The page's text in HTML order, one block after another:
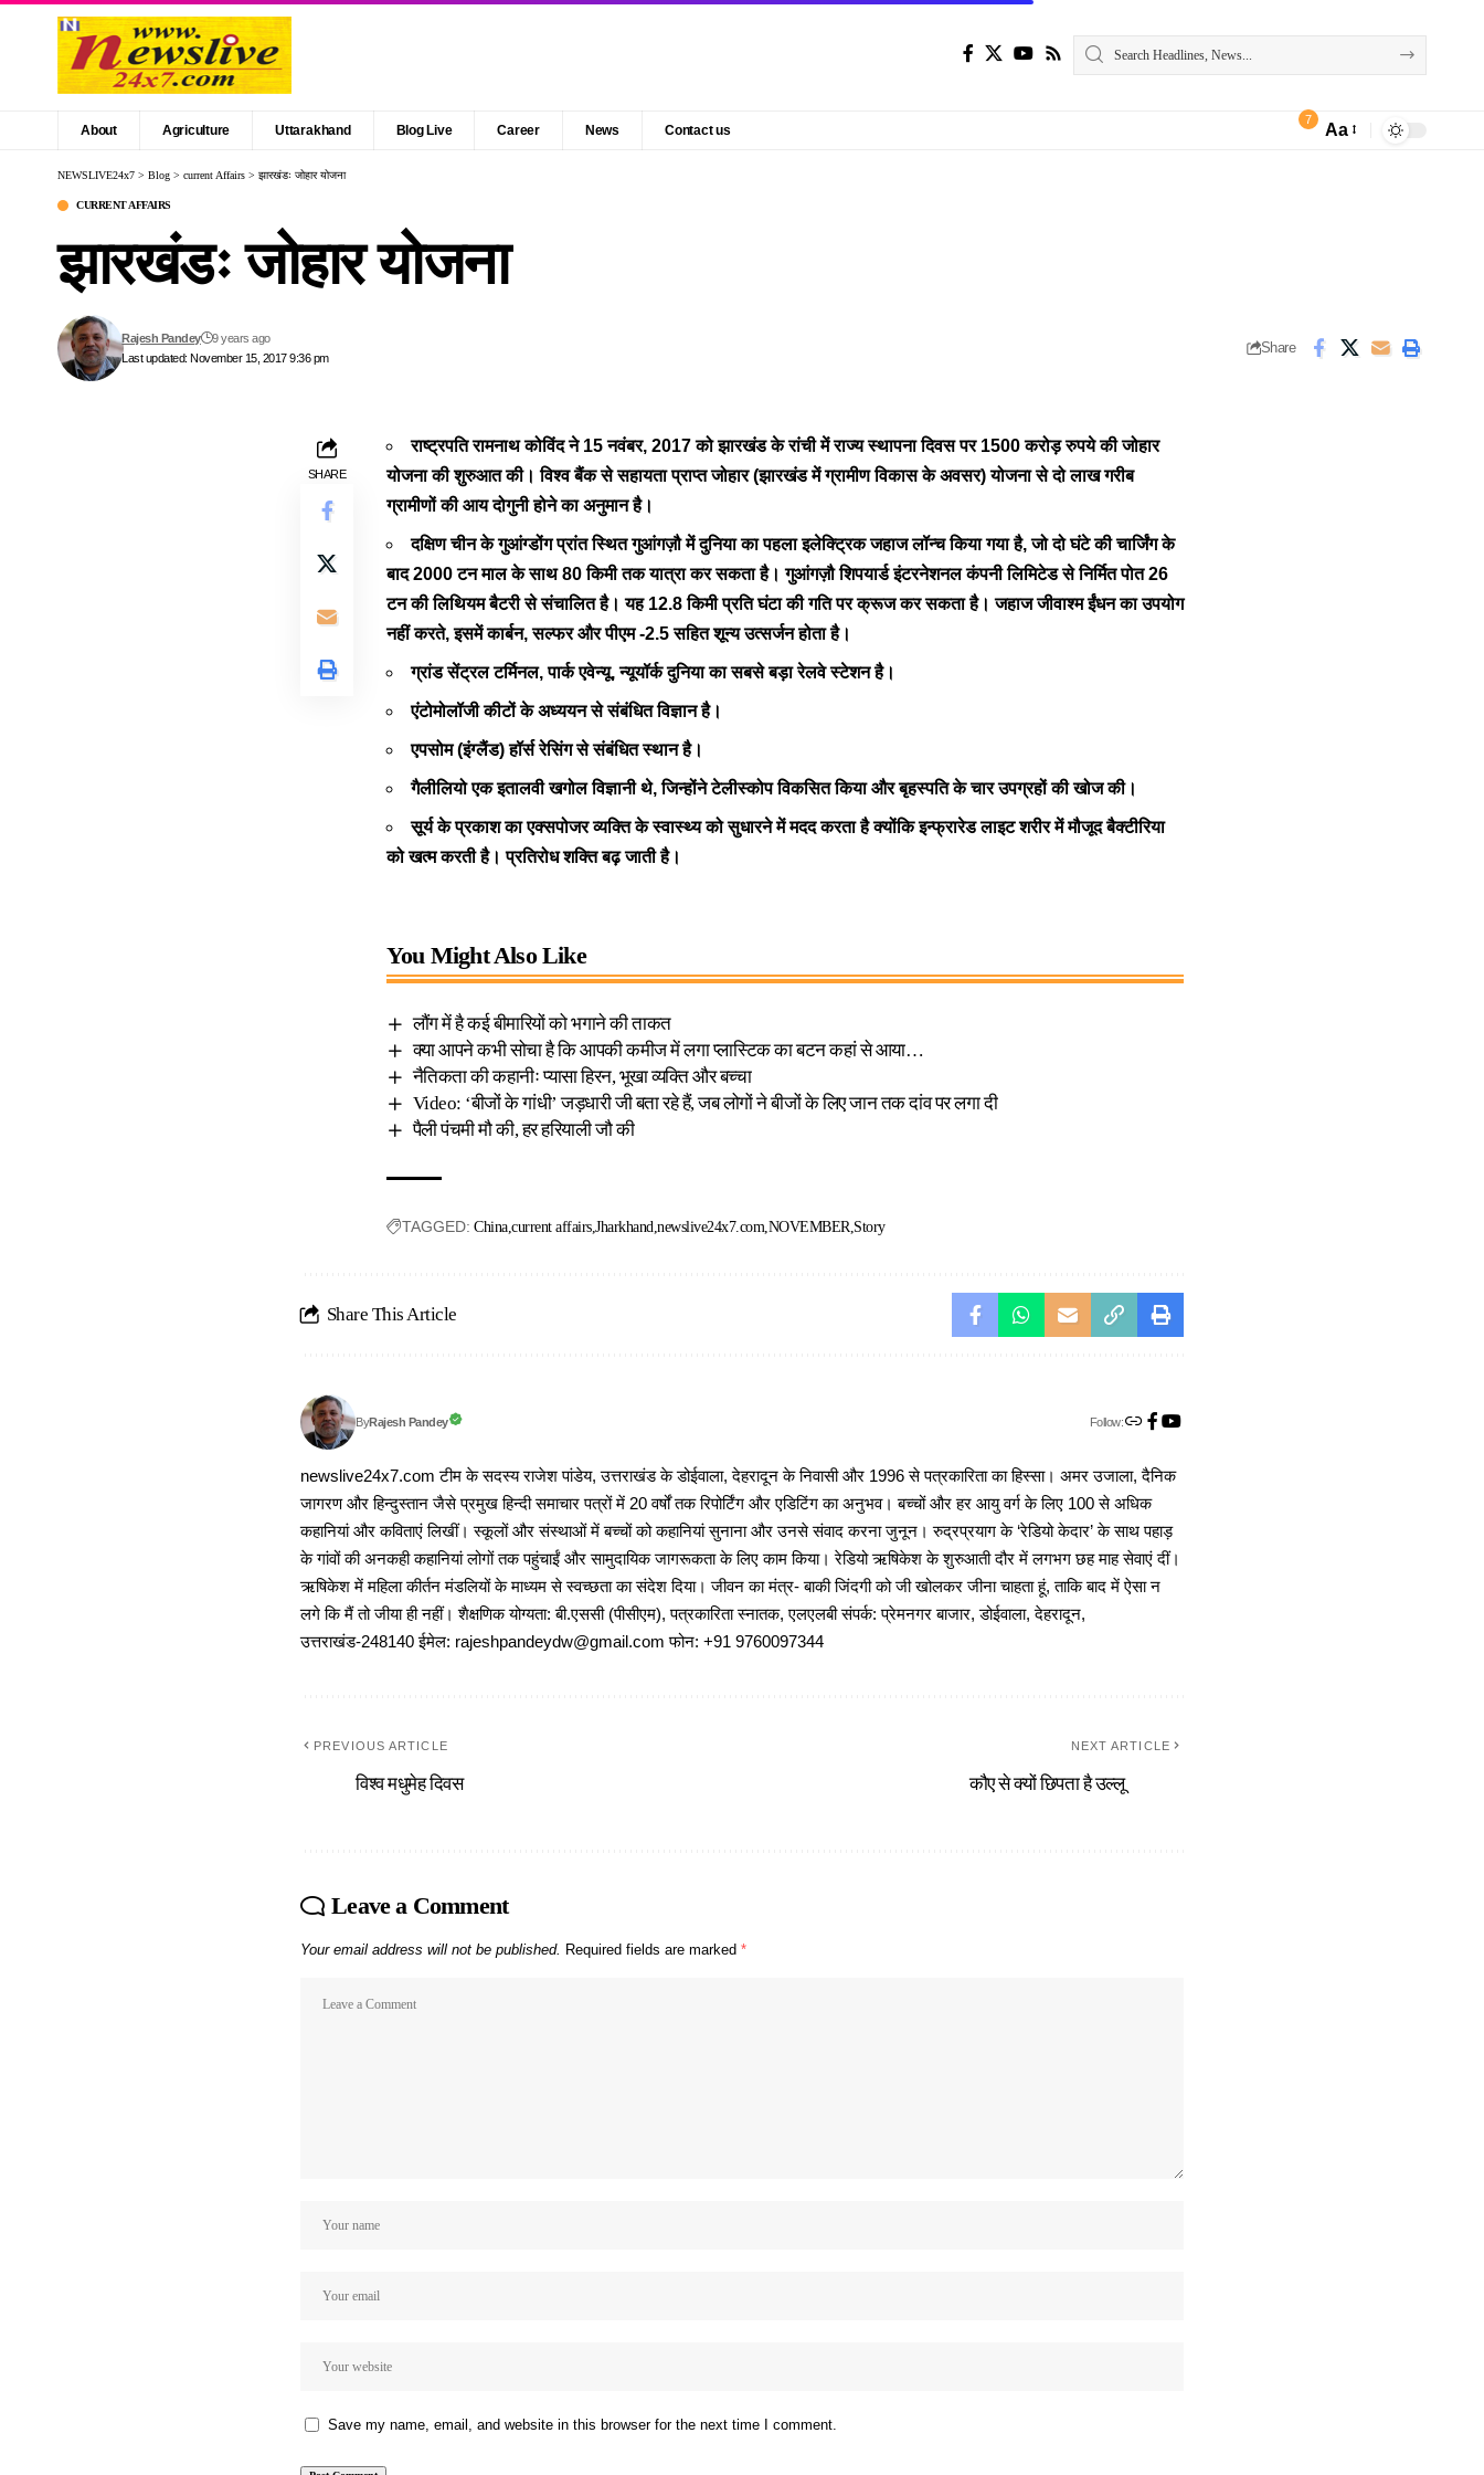
About Agriculture Uttarakhand Blog Live Career News Contact us
7
Aa
NEWSLIVE24x7 > Blog > current Affairs > झारखंडः जोहार योजना
CURRENT AFFAIRS
झारखंडः जोहार योजना
Last updated: November 15, 2017 9:36 pm
Rajesh Pandey 9 years ago
Share
SHARE
राष्ट्रपति रामनाथ कोविंद ने 15 नवंबर, 2017 को झारखंड के रांची में राज्य स्थापना दिवस पर 1500 करोड़ रुपये की जोहार
योजना की शुरुआत की। विश्व बैंक से सहायता प्राप्त जोहार (झारखंड में ग्रामीण विकास के अवसर)योजना से दो लाख गरीब
ग्रामीणों की आय दोगुनी होने का अनुमान है।
दक्षिण चीन के गुआंग्डोंग प्रांत स्थित गुआंगज़ौ में दुनिया का पहला इलेक्ट्रिक जहाज लॉन्च किया गया है, जो दो घंटे की चार्जिंग के
बाद 2000 टन माल के साथ 80 किमी तक यात्रा कर सकता है। गुआंगज़ौ शिपयार्ड इंटरनेशनल कंपनी लिमिटेड से निर्मित पोत 26
टन की लिथियम बैटरी से संचालित है। यह 12.8 किमी प्रति घंटा की गति पर क्रूज कर सकता है। जहाज जीवाश्म ईंधन का उपयोग
नहीं करते, इसमें कार्बन, सल्फर और पीएम -2.5 सहित शून्य उत्सर्जन होता है।
ग्रांड सेंट्रल टर्मिनल, पार्क एवेन्यू, न्यूयॉर्क दुनिया का सबसे बड़ा रेलवे स्टेशन है।
एंटोमोलॉजी कीटों के अध्ययन से संबंधित विज्ञान है।
एपसोम (इंग्लैंड) हॉर्स रेसिंग से संबंधित स्थान है।
गैलीलियो एक इतालवी खगोल विज्ञानी थे, जिन्होंने टेलीस्कोप विकसित किया और बृहस्पति के चार उपग्रहों की खोज की।
सूर्य के प्रकाश का एक्सपोजर व्यक्ति के स्वास्थ्य को सुधारने में मदद करता है क्योंकि इन्फ्रारेड लाइट शरीर में मौजूद बैक्टीरिया
को खत्म करती है। प्रतिरोध शक्ति बढ़ जाती है।
You Might Also Like
लौंग में है कई बीमारियों को भगाने की ताकत
क्या आपने कभी सोचा है कि आपकी कमीज में लगा प्लास्टिक का बटन कहां से आया…
नैतिकता की कहानीः प्यासा हिरन, भूखा व्यक्ति और बच्चा
Video: ‘बीजों के गांधी’ जड़धारी जी बता रहे हैं, जब लोगों ने बीजों के लिए जान तक दांव पर लगा दी
पैली पंचमी मौ की, हर हरियाली जौ की
TAGGED: China current affairs Jharkhand newslive24x7.com NOVEMBER Story
Share This Article
ByRajesh Pandey Follow:
newslive24x7.com टीम के सदस्य राजेश पांडेय, उत्तराखंड के डोईवाला, देहरादून के निवासी और 1996 से पत्रकारिता का हिस्सा। अमर उजाला, दैनिक
जागरण और हिन्दुस्तान जैसे प्रमुख हिन्दी समाचार पत्रों में 20 वर्षों तक रिपोर्टिंग और एडिटिंग का अनुभव। बच्चों और हर आयु वर्ग के लिए 100 से अधिक
कहानियां और कविताएं लिखीं। स्कूलों और संस्थाओं में बच्चों को कहानियां सुनाना और उनसे संवाद करना जुनून। रुद्रप्रयाग के ‘रेडियो केदार’ के साथ पहाड़
के गांवों की अनकही कहानियां लोगों तक पहुंचाईं और सामुदायिक जागरूकता के लिए काम किया। रेडियो ऋषिकेश के शुरुआती दौर में लगभग छह माह सेवाएं दीं।
ऋषिकेश में महिला कीर्तन मंडलियों के माध्यम से स्वच्छता का संदेश दिया। जीवन का मंत्र- बाकी जिंदगी को जी खोलकर जीना चाहता हूं, ताकि बाद में ऐसा न
लगे कि मैं तो जीया ही नहीं। शैक्षणिक योग्यता: बी.एससी (पीसीएम), पत्रकारिता स्नातक, एलएलबी संपर्क: प्रेमनगर बाजार, डोईवाला, देहरादून,
उत्तराखंड-248140 ईमेल: rajeshpandeydw@gmail.com फोन: +91 9760097344
PREVIOUS ARTICLE
विश्व मधुमेह दिवस
NEXT ARTICLE
कौए से क्यों छिपता है उल्लू
Leave a Comment
Your email address will not be published. Required fields are marked *
Save my name, email, and website in this browser for the next time I comment.